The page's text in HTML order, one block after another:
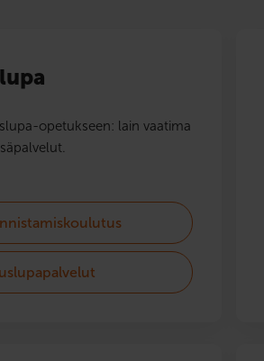
opetukseen: lain vaatima